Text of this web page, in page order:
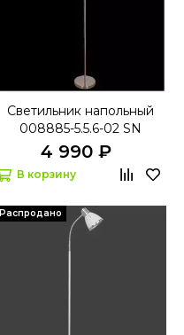
Светильник напольный
008885-5.5.6-02 SN
4 990 ₽
В корзину
Распродано